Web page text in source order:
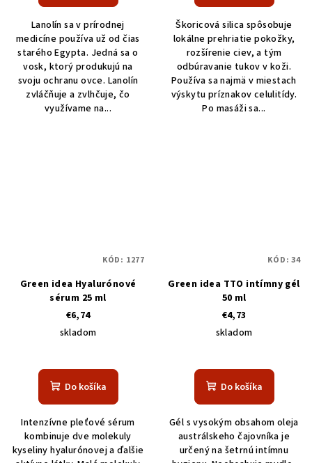
Lanolín sa v prírodnej
medicíne používa už od čias
starého Egypta. Jedná sa o
vosk, ktorý produkujú na
svoju ochranu ovce. Lanolín
zvláčňuje a zvlhčuje, čo
využívame na...
Škoricová silica spôsobuje
lokálne prehriatie pokožky,
rozšírenie ciev, a tým
odbúravanie tukov v koži.
Používa sa najmä v miestach
výskytu príznakov celulitídy.
Po masáži sa...
Green idea Hyalurónové
sérum 25 ml
€6,74
skladom
hodnotenie
produktu
z
5
hviezdičiek.
Do košíka
Intenzívne pleťové sérum
kombinuje dve molekuly
kyseliny hyalurónovej a ďalšie
KÓD: 1277
Green idea TTO intímny gél
50 ml
€4,73
skladom
Do košíka
Gél s vysokým obsahom oleja
austrálskeho čajovníka je
určený na šetrnú intímnu
KÓD:34